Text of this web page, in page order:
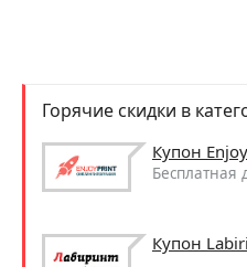
Горячие скидки в
Купон
Бесплатная
Купон